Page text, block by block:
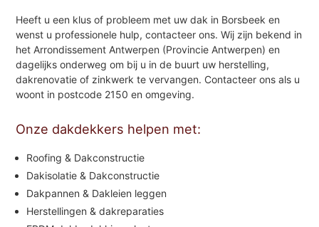
Heeft u een klus of probleem met uw dak in Borsbeek en
wenst u professionele hulp, contacteer ons. Wij zijn bekend in
het Arrondissement Antwerpen (Provincie Antwerpen) en
dagelijks onderweg om bij u in de buurt uw herstelling,
dakrenovatie of zinkwerk te vervangen. Contacteer ons als u
woont in postcode 2150 en omgeving.
Onze dakdekkers helpen met:
Roofing & Dakconstructie
Dakisolatie & Dakconstructie
Dakpannen & Dakleien leggen
Herstellingen & dakreparaties